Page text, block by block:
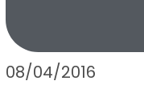
08/04/2016